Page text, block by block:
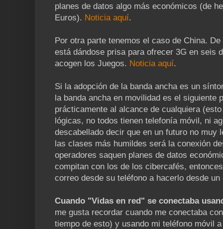
planes de datos algo más económicos (de
Euros). Noticia aquí.
Por otra parte tenemos el caso de China.
está dándose prisa para ofrecer 3G en seis
acogen los Juegos. Noticia aquí.
Si la adopción de la banda ancha es un
la banda ancha en movilidad es el siguiente
prácticamente al alcance de cualquiera
lógicas, no todos tienen telefonía móvil, ni
descabellado decir que en un futuro no muy
las clases más humildes será la conexión
operadores saquen planes de datos
compitan con los de los cibercafés,
correo desde su teléfono a hacerlo desde un
Cuando "Vidas en red" se conectaba
me gusta recordar cuando me conectaba
tiempo de esto) y usando mi teléfono móvil